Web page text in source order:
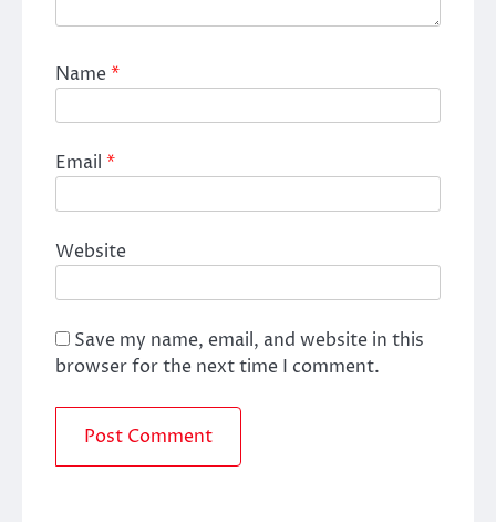
Name*
Email *
Website
Save my name, email, and website in this
browser for the next time I comment.